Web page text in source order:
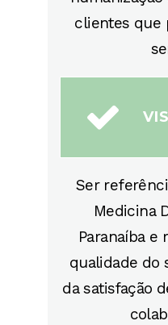
clientes que
Ser
Medicina
Paranaíba e
qualidade do
da satisfação